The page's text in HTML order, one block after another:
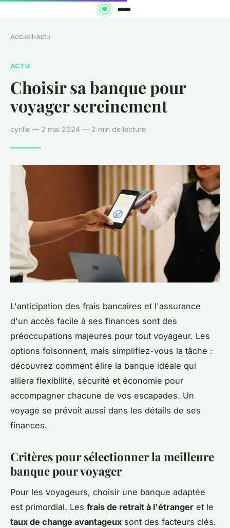
Accueil›Actu
ACTU
Choisir sa banque pour
voyager sereinement
cyrille — 2 mai 2024 — 2 min de lecture
L'anticipation des frais bancaires et l'assurance
d'un accès facile à ses finances sont des
préoccupations majeures pour tout voyageur. Les
options foisonnent, mais simplifiez-vous la tâche :
découvrez comment élire la banque idéale qui
alliera flexibilité, sécurité et économie pour
accompagner chacune de vos escapades. Un
voyage se prévoit aussi dans les détails de ses
finances.
Critères pour sélectionner la meilleure
banque pour voyager
Pour les voyageurs, choisir une banque adaptée
est primordial. Les frais de retrait à l'étranger et le
taux de change avantageux sont des facteurs clés.